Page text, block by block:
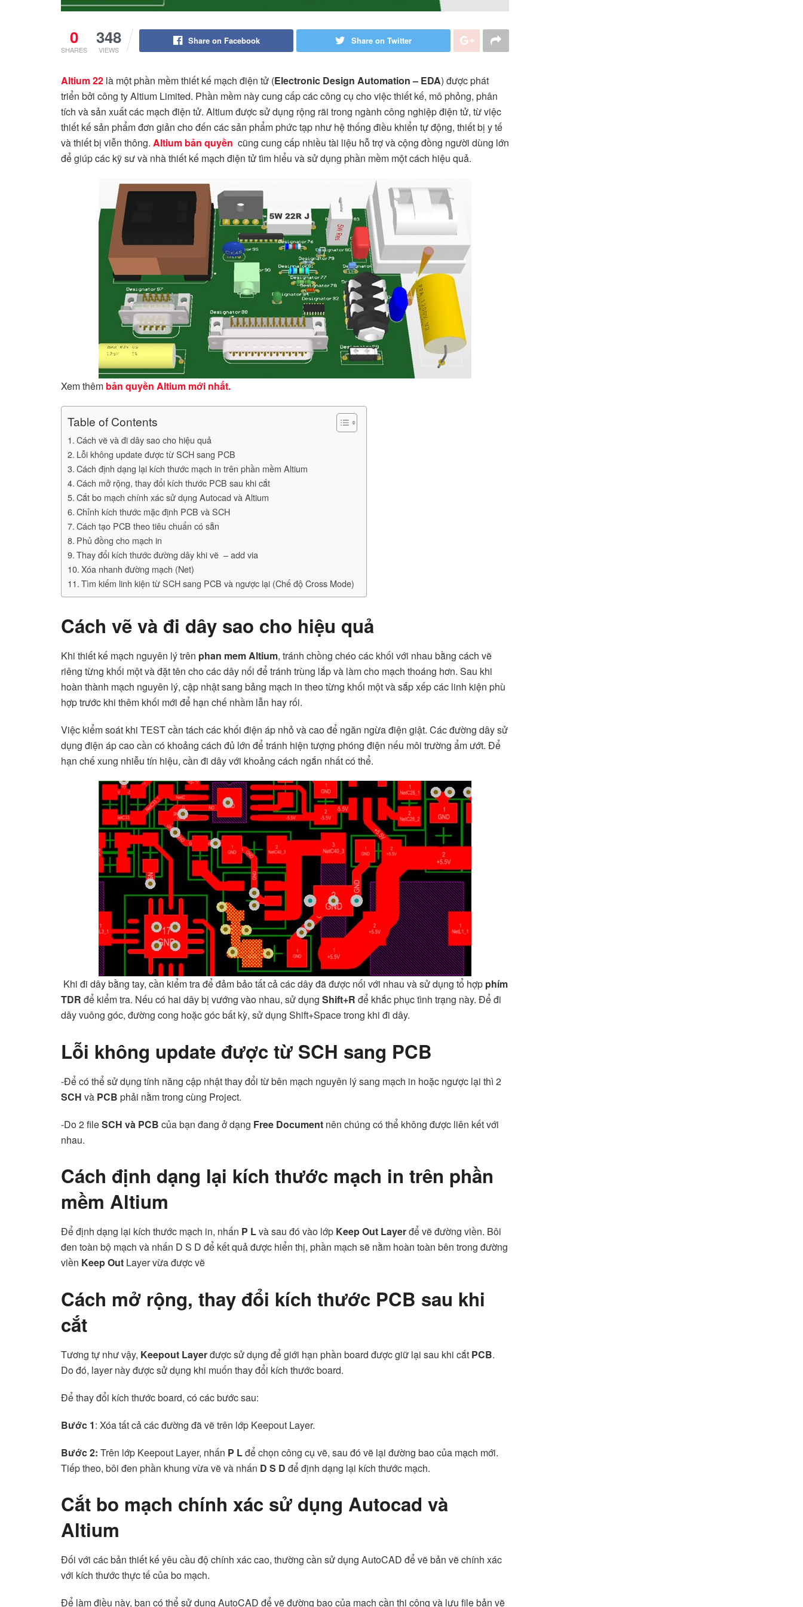
0
SHARES
348
VIEWS
Share on Facebook Share on Twitter
Altium22 là một phần mềm thiết kế mạch điện tử (Electronic Design Automation – EDA) được phát
triển bởi công ty Altium Limited. Phần mềm này cung cấp các công cụ cho việc thiết kế, mô phỏng, phân
tích và sản xuất các mạch điện tử. Altium được sử dụng rộng rãi trong ngành công nghiệp điện tử, từ việc
thiết kế sản phẩm đơn giản cho đến các sản phẩm phức tạp như hệ thống điều khiển tự động, thiết bị y tế
và thiết bị viễn thông. Altium bản quyền cũng cung cấp nhiều tài liệu hỗ trợ và cộng đồng người dùng lớn
để giúp các kỹ sư và nhà thiết kế mạch điện tử tìm hiểu và sử dụng phần mềm một cách hiệu quả.
Xem thêm bản quyền Altium mới nhất.
Table of Contents
Cách vẽ và đi dây sao cho hiệu quả
Lỗi không update được từ SCH sang PCB
Cách định dạng lại kích thước mạch in trên phần mềm Altium
Cách mở rộng, thay đổi kích thước PCB sau khi cắt
Cắt bo mạch chính xác sử dụng Autocad và Altium
Chỉnh kích thước mặc định PCB và SCH
Cách tạo PCB theo tiêu chuẩn có sẵn
Phủ đồng cho mạch in
Thay đổi kích thước đường dây khi vẽ – add via
Xóa nhanh đường mạch (Net)
Tìm kiếm linh kiện từ SCH sang PCB và ngược lại (Chế độ Cross Mode)
Cách vẽ và đi dây sao cho hiệu quả
Khi thiết kế mạch nguyên lý trên phan mem Altium, tránh chồng chéo các khối với nhau bằng cách vẽ
riêng từng khối một và đặt tên cho các dây nối để tránh trùng lắp và làm cho mạch thoáng hơn. Sau khi
hoàn thành mạch nguyên lý, cập nhật sang bảng mạch in theo từng khối một và sắp xếp các linh kiện phù
hợp trước khi thêm khối mới để hạn chế nhầm lẫn hay rối.
Việc kiểm soát khi TEST cần tách các khối điện áp nhỏ và cao để ngăn ngừa điện giật. Các đường dây sử
dụng điện áp cao cần có khoảng cách đủ lớn để tránh hiện tượng phóng điện nếu môi trường ẩm ướt. Để
hạn chế xung nhiễu tín hiệu, cần đi dây với khoảng cách ngắn nhất có thể.
Khi đi dây bằng tay, cần kiểm tra để đảm bảo tất cả các dây đã được nối với nhau và sử dụng tổ hợp phím
TDR để kiểm tra. Nếu có hai dây bị vướng vào nhau, sử dụng Shift+R để khắc phục tình trạng này. Để đi
dây vuông góc, đường cong hoặc góc bất kỳ, sử dụng Shift+Space trong khi đi dây.
Lỗi không update được từ SCH sang PCB
-Để có thể sử dụng tính năng cập nhật thay đổi từ bên mạch nguyên lý sang mạch in hoặc ngược lại thì 2
SCH và PCB phải nằm trong cùng Project.
-Do 2 fileSCH và PCB của bạn đang ở dạng Free Document nên chúng có thể không được liên kết với
nhau.
Cách định dạng lại kích thước mạch in trên phần
mềm Altium
Để định dạng lại kích thước mạch in, nhấn P Lvà sau đó vào lớp Keep Out Layerđể vẽ đường viền. Bôi
đen toàn bộ mạch và nhấn D S D để kết quả được hiển thị, phần mạch sẽ nằm hoàn toàn bên trong đường
viền Keep Out Layer vừa được vẽ
Cách mở rộng, thay đổi kích thước PCB sau khi
cắt
Tương tự như vậy, Keepout Layerđược sử dụng để giới hạn phần board được giữ lại sau khi cắt PCB.
Do đó, layer này được sử dụng khi muốn thay đổi kích thước board.
Để thay đổi kích thước board, có các bước sau:
Bước 1: Xóa tất cả các đường đã vẽ trên lớp Keepout Layer.
Bước 2: Trên lớp Keepout Layer, nhấn P Lđể chọn công cụ vẽ, sau đó vẽ lại đường bao của mạch mới.
Tiếp theo, bôi đen phần khung vừa vẽ và nhấn D S D để định dạng lại kích thước mạch.
Cắt bo mạch chính xác sử dụng Autocad và
Altium
Đối với các bản thiết kế yêu cầu độ chính xác cao, thường cần sử dụng AutoCAD để vẽ bản vẽ chính xác
với kích thước thực tế của bo mạch.
Để làm điều này, bạn có thể sử dụng AutoCAD để vẽ đường bao của mạch cần thi công và lưu file bản vẽ